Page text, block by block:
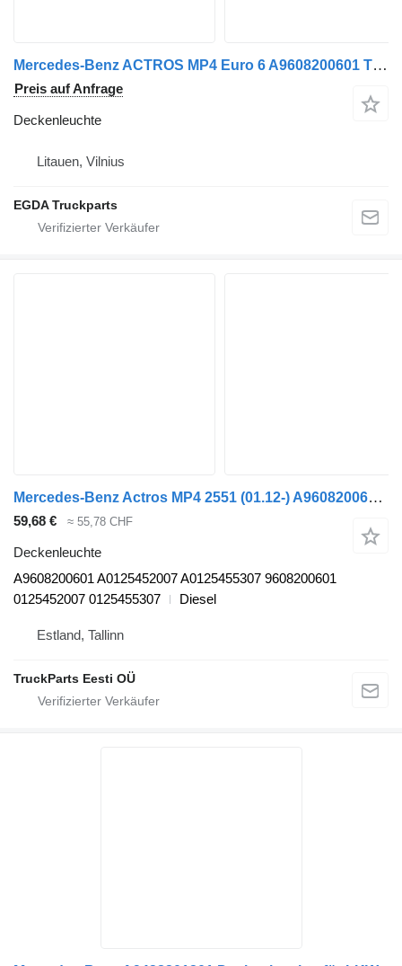
Mercedes-Benz ACTROS MP4 Euro 6 A9608200601 TRUCK-LITE cabin light Deckenleuchte für Sattelzugmaschine
Preis auf Anfrage
Deckenleuchte
Litauen, Vilnius
EGDA Truckparts
Mercedes-Benz Actros MP4 2551 (01.12-) A9608200601 Deckenleuchte für Mercedes-Benz Actros MP4 Antos Arocs (2012-) Sattelzugmaschine
59,68 € ≈ 55,78 CHF
Deckenleuchte
A9608200601 A0125452007 A0125455307 9608200601
0125452007 0125455307
Diesel
Estland, Tallinn
TruckParts Eesti OÜ